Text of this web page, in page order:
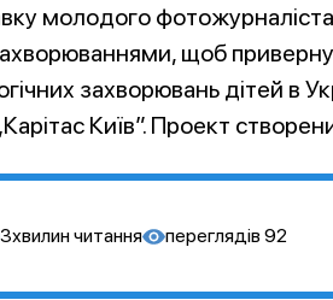
молодого
щоб
захворювань дітей в
Київ”. Проект
3хвилин читання переглядів 92